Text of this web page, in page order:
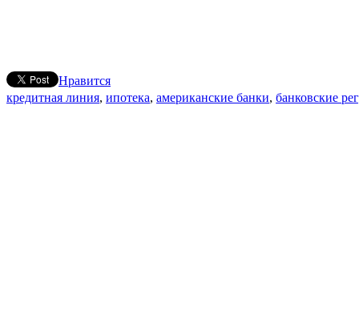
Нравится
кредитная линия, ипотека, американские банки, банковские